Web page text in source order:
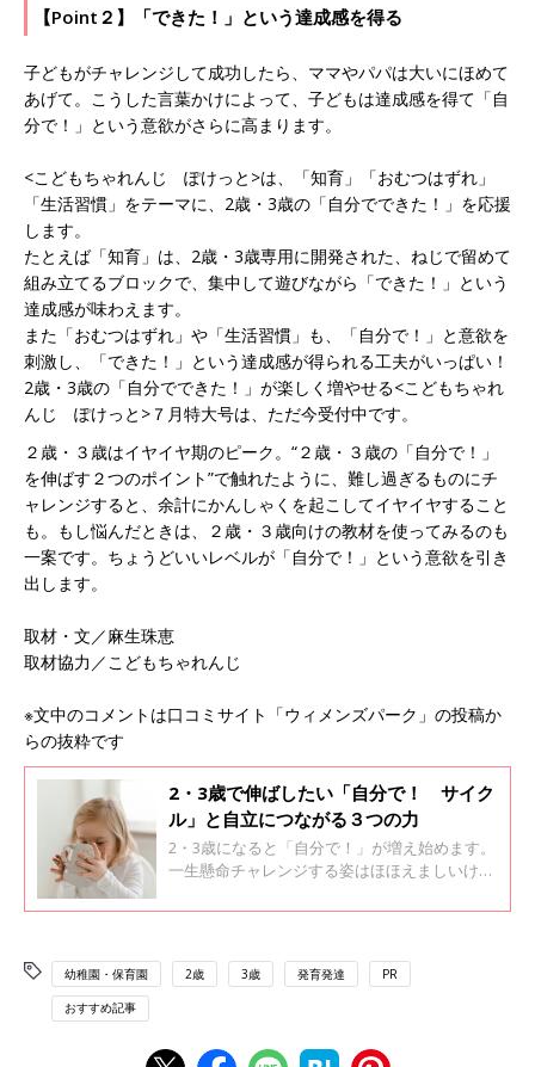
【Point２】「できた！」という達成感を得る
子どもがチャレンジして成功したら、ママやパパは大いにほめて
あげて。こうした言葉かけによって、子どもは達成感を得て「自
分で！」という意欲がさらに高まります。
<こどもちゃれんじ ぽけっと>は、「知育」「おむつはずれ」
「生活習慣」をテーマに、2歳・3歳の「自分でできた！」を応援
します。
たとえば「知育」は、2歳・3歳専用に開発された、ねじで留めて
組み立てるブロックで、集中して遊びながら「できた！」という
達成感が味わえます。
また「おむつはずれ」や「生活習慣」も、「自分で！」と意欲を
刺激し、「できた！」という達成感が得られる工夫がいっぱい！
2歳・3歳の「自分でできた！」が楽しく増やせる<こどもちゃれ
んじ ぽけっと>７月特大号は、ただ今受付中です。
２歳・３歳はイヤイヤ期のピーク。“２歳・３歳の「自分で！」
を伸ばす２つのポイント”で触れたように、難し過ぎるものにチ
ャレンジすると、余計にかんしゃくを起こしてイヤイヤすること
も。もし悩んだときは、２歳・３歳向けの教材を使ってみるのも
一案です。ちょうどいいレベルが「自分で！」という意欲を引き
出します。
取材・文／麻生珠恵
取材協力／こどもちゃれんじ
※文中のコメントは口コミサイト「ウィメンズパーク」の投稿か
らの抜粋です
2・3歳で伸ばしたい「自分で！ サイク
ル」と自立につながる３つの力
2・3歳になると「自分で！」が増え始めます。
一生懸命チャレンジする姿はほほえましいけれ
伝うと怒ったり…。かかわり方に悩んでいるマ
2・3歳の「自分で！」は、自立の第一歩。上手
につき合うコツを考えてみませんか。
幼稚園・保育園 2歳 3歳 発育発達 PR
おすすめ記事